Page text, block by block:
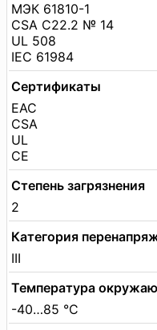
МЭК 61810-1
CSA C22.2 № 14
UL 508
IEC 61984
Сертификаты
EAC
CSA
UL
CE
Степень загрязнения
2
Категория
III
Температура
-40…85 °C